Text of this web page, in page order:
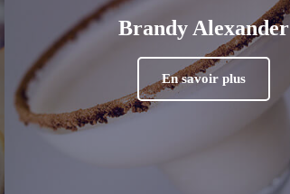
Brandy Alexander
En savoir plus